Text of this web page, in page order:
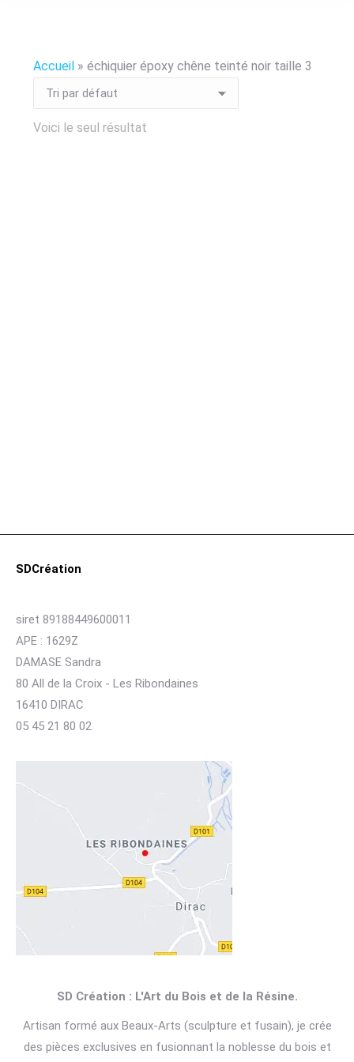
Accueil »échiquier époxy chêne teinté noir taille 3
Voici le seul résultat
SDCréation
siret 89188449600011
APE : 1629Z
DAMASE Sandra
80 All de la Croix - Les Ribondaines
16410 DIRAC
05 45 21 80 02
SD Création : L'Art du Bois et de la Résine.
Artisan formé aux Beaux-Arts (sculpture et fusain), je crée
des pièces exclusives en fusionnant la noblesse du bois et